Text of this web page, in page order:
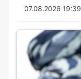
07.08.2026 19:39